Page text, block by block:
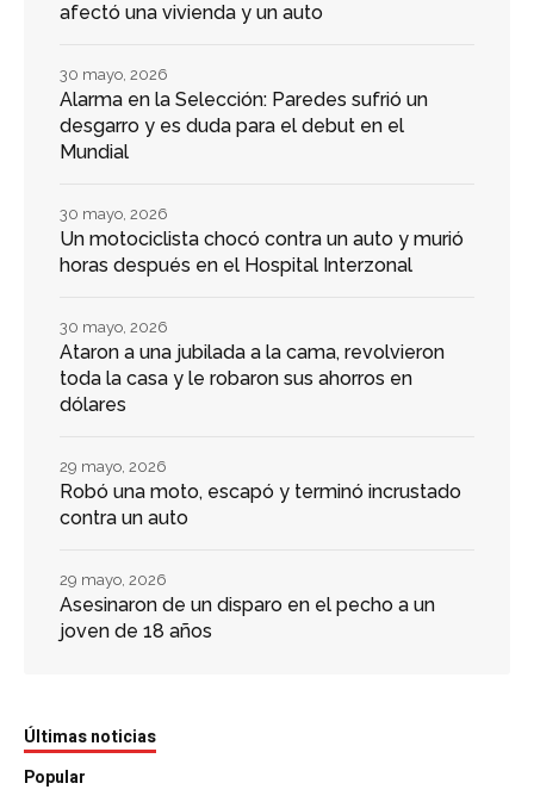
afectó una vivienda y un auto
Alarma en la Selección: Paredes sufrió un
desgarro y es duda para el debut en el
Mundial
30 mayo, 2026
Un motociclista chocó contra un auto y murió
horas después en el Hospital Interzonal
30 mayo, 2026
Ataron a una jubilada a la cama, revolvieron
toda la casa y le robaron sus ahorros en
dólares
30 mayo, 2026
Robó una moto, escapó y terminó incrustado
contra un auto
29 mayo, 2026
Asesinaron de un disparo en el pecho a un
joven de 18 años
29 mayo, 2026
Últimas noticias
Popular